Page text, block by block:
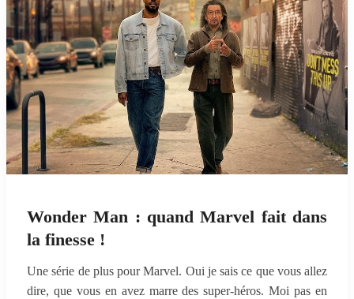
Wonder Man : quand Marvel fait dans
la finesse !
Une série de plus pour Marvel. Oui je sais ce que vous allez
dire, que vous en avez marre des super-héros. Moi pas en